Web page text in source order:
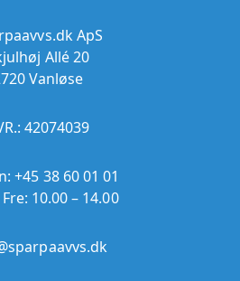
ApS
Allé 20
Vanløse
42074039
+45 38 60 01 01
10.00 – 14.00